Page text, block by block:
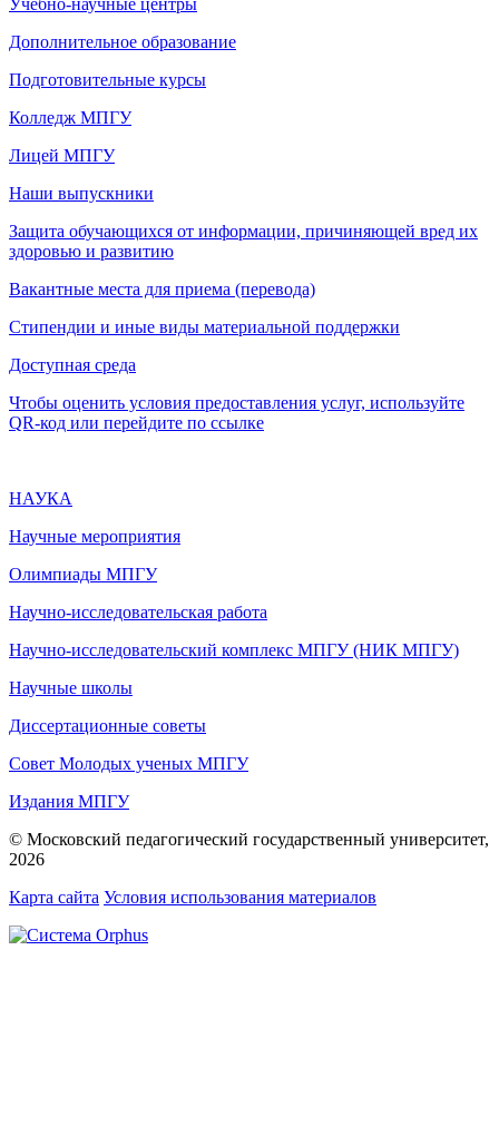
Учебно-научные центры
Дополнительное образование
Подготовительные курсы
Колледж МПГУ
Лицей МПГУ
Наши выпускники
Защита обучающихся от информации, причиняющей вред их
здоровью и развитию
Вакантные места для приема (перевода)
Стипендии и иные виды материальной поддержки
Доступная среда
Чтобы оценить условия предоставления услуг, используйте
QR-код или перейдите по ссылке
НАУКА
Научные мероприятия
Олимпиады МПГУ
Научно-исследовательская работа
Научно-исследовательский комплекс МПГУ (НИК МПГУ)
Научные школы
Диссертационные советы
Совет Молодых ученых МПГУ
Издания МПГУ
© Московский педагогический государственный университет,
2026
Карта сайта Условия использования материалов